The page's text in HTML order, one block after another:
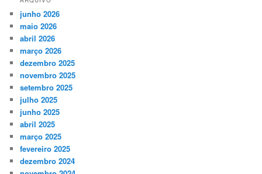
junho 2026
maio 2026
abril 2026
março 2026
dezembro 2025
novembro 2025
setembro 2025
julho 2025
junho 2025
abril 2025
março 2025
fevereiro 2025
dezembro 2024